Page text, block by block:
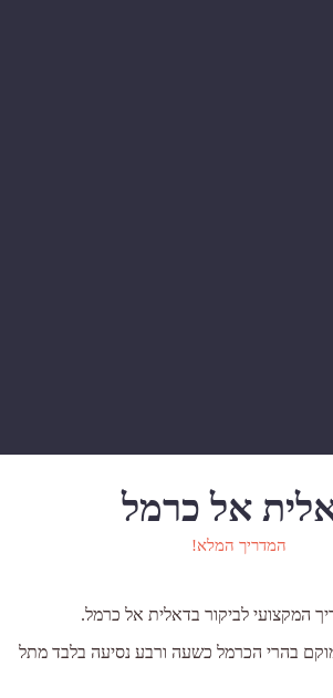
אל כרמל
המדריך המלא!
המקצועי לביקור בדאלית אל כרמל.
בהרי הכרמל כשעה ורבע נסיעה בלבד מתל